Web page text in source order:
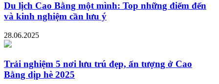
Du lịch Cao Bằng một mình: Top những điểm đến
và kinh nghiệm cần lưu ý
28.06.2025
Trải nghiệm 5 nơi lưu trú đẹp, ấn tượng ở Cao
Bằng dịp hè 2025